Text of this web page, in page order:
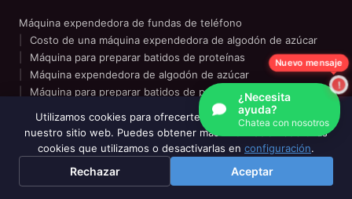
Máquina expendedora de fundas de teléfono
Costo de una máquina expendedora de algodón de azúcar
Máquina para preparar batidos de proteínas
Máquina expendedora de algodón de azúcar
Máquina para preparar batidos de proteínas para el gimnasio
Máquina expendedora de impresoras para uñas
© 2020-2026 Wider Matrix es una marca registrada de Wider
Matrix (GZ) Technology Co., Ltd.
¿Necesita
ayuda?
Chatea con nosotros
Nuevo mensaje
Utilizamos cookies para ofrecerte la mejor experiencia en
nuestro sitio web. Puedes obtener más información sobre las
cookies que utilizamos o desactivarlas en configuración.
Rechazar Aceptar